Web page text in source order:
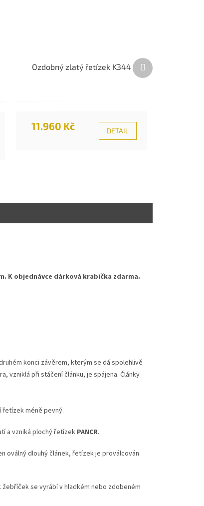
Ozdobný zlatý řetízek K344
11.960 Kč DETAIL
Další
produkt
K objednávce dárková krabička zdarma.
konci závěrem, kterým se dá spolehlivě
vzniklá při stáčení článku, je spájena. Články
méně pevný.
a vzniká plochý řetízek PANCR.
oválný dlouhý článek, řetízek je proválcován
se vyrábí v hladkém nebo zdobeném